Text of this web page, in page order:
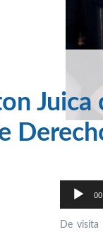
Juica
audio
De visita